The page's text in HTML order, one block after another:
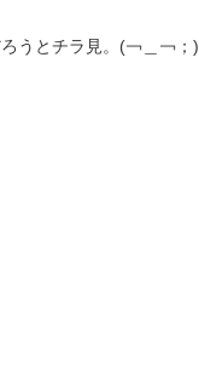
うとチラ見。(￢＿￢；)